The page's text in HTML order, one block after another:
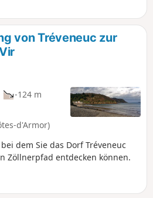
der Pointe de
sich
von
Der
ohne
von Tréveneuc zur
-124 m
d'Armor)
dem Sie das Dorf Tréveneuc
Zöllnerpfad entdecken können.